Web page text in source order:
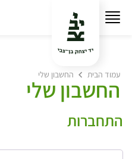
עמוד הבית החשבון שלי
החשבון שלי
התחברות